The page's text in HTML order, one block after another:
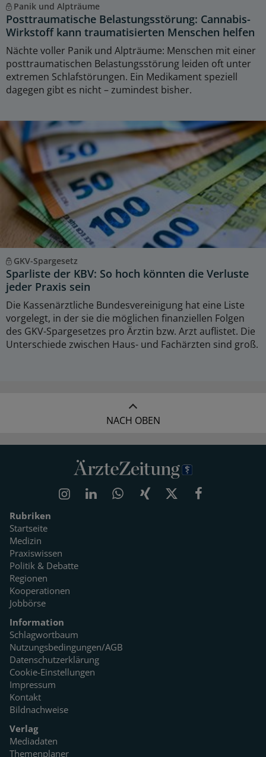
Panik und Alpträume
Posttraumatische Belastungsstörung: Cannabis-
Wirkstoff kann traumatisierten Menschen helfen
Nächte voller Panik und Alpträume: Menschen mit einer
posttraumatischen Belastungsstörung leiden oft unter
extremen Schlafstörungen. Ein Medikament speziell
dagegen gibt es nicht – zumindest bisher.
GKV-Spargesetz
Sparliste der KBV: So hoch könnten die Verluste
jeder Praxis sein
Die Kassenärztliche Bundesvereinigung hat eine Liste
vorgelegt, in der sie die möglichen finanziellen Folgen
des GKV-Spargesetzes pro Ärztin bzw. Arzt auflistet. Die
Unterschiede zwischen Haus- und Fachärzten sind groß.
NACH OBEN
Rubriken
Startseite
Medizin
Praxiswissen
Politik & Debatte
Regionen
Kooperationen
Jobbörse
Information
Schlagwortbaum
Nutzungsbedingungen/AGB
Datenschutzerklärung
Cookie-Einstellungen
Impressum
Kontakt
Bildnachweise
Verlag
Mediadaten
Themenplaner